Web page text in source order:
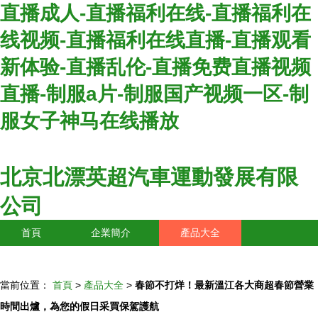
直播成人-直播福利在线-直播福利在
线视频-直播福利在线直播-直播观看
新体验-直播乱伦-直播免费直播视频
直播-制服a片-制服国产视频一区-制
服女子神马在线播放
北京北漂英超汽車運動發展有限
公司
首頁 企業簡介 產品大全
當前位置： 首頁 > 產品大全 > 春節不打烊！最新溫江各大商超春節營業
時間出爐，為您的假日采買保駕護航